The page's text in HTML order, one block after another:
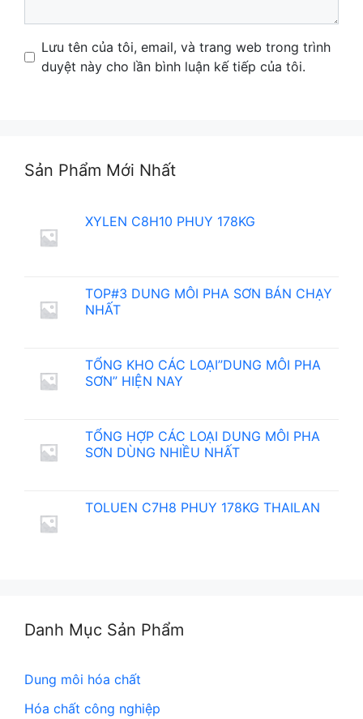
Name
Email
Website
Lưu tên của tôi, email, và trang web trong trình
duyệt này cho lần bình luận kế tiếp của tôi.
Sản Phẩm Mới Nhất
XYLEN C8H10 PHUY 178KG
TOP#3 DUNG MÔI PHA SƠN BÁN CHẠY
NHẤT
TỔNG KHO CÁC LOẠI”DUNG MÔI PHA
SƠN” HIỆN NAY
TỔNG HỢP CÁC LOẠI DUNG MÔI PHA
SƠN DÙNG NHIỀU NHẤT
TOLUEN C7H8 PHUY 178KG THAILAN
Danh Mục Sản Phẩm
Dung môi hóa chất
Hóa chất công nghiệp